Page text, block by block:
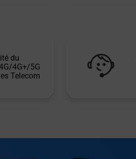
du
4G+/5G
Telecom